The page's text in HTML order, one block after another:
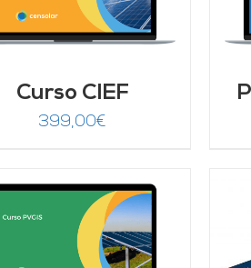
Curso CIEF
399,00€